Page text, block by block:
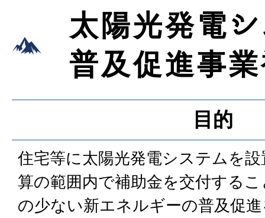
太陽光発電
普及促進事
目的
住宅等に太陽光発電システムを
算の範囲内で補助金を交付する
の少ない新エネルギーの普及促